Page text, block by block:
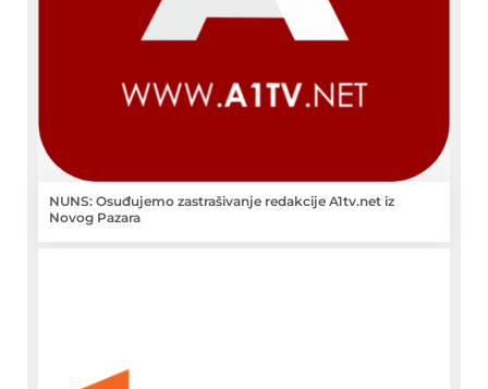
NUNS: Osuđujemo zastrašivanje redakcije A1tv.net iz
Novog Pazara